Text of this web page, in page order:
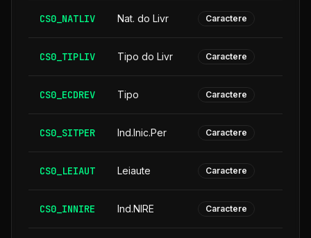
CS0_NATLIV Nat. do Livr Caractere
CS0_TIPLIV Tipo do Livr Caractere
CS0_ECDREV Tipo Caractere
CS0_SITPER Ind.Inic.Per Caractere
CS0_LEIAUT Leiaute Caractere
CS0_INNIRE Ind.NIRE Caractere